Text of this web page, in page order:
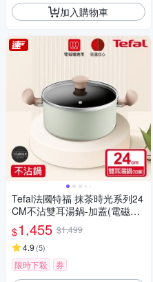
加入購物車
Tefal法國特福 抹茶時光系列24
CM不沾雙耳湯鍋-加蓋(電磁爐
適用)
$1,455 $1,499
4.9 (5)
限時下殺 券